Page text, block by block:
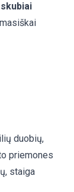
duobių,
priemones
staiga